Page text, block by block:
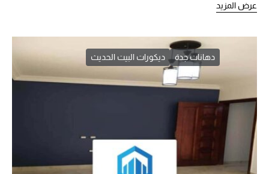
عرض المزيد
دهانات جدة ديكورات البيت الحديث